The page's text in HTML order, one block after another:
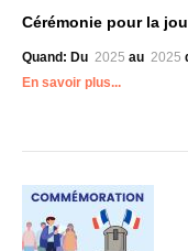
Cérémonie pour la
Quand: Du 2025 au 2025
En savoir plus...